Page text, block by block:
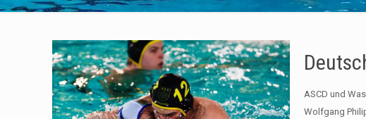
ASCD und
Wolfgang